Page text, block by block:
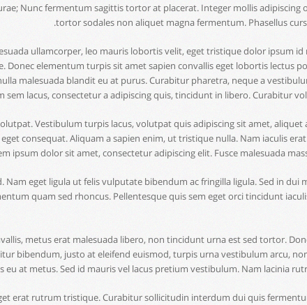
Nunc fermentum sagittis tortor at placerat. Integer mollis
tortor sodales non aliquet magna fermentum. Phasellus
ullamcorper, leo mauris lobortis velit, eget tristique dolor ipsum
elementum turpis sit amet sapien convallis eget lobortis lectus
malesuada blandit eu at purus. Curabitur pharetra, neque a
lacus, consectetur a adipiscing quis, tincidunt in libero. Curabitur
Vestibulum turpis lacus, volutpat quis adipiscing sit amet,
consequat. Aliquam a sapien enim, ut tristique nulla. Nam iaculis
ipsum dolor sit amet, consectetur adipiscing elit. Fusce malesuada
eget ligula ut felis vulputate bibendum ac fringilla ligula. Sed in dui
quam sed rhoncus. Pellentesque quis sem eget orci tincidunt
metus erat malesuada libero, non tincidunt urna est sed tortor.
bibendum, justo at eleifend euismod, turpis urna vestibulum arcu,
eu at metus. Sed id mauris vel lacus pretium vestibulum. Nam lacinia
erat rutrum tristique. Curabitur sollicitudin interdum dui quis